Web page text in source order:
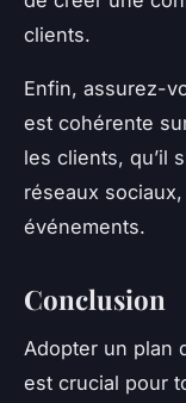
clients.
Enfin, assurez-
est cohérente
les clients, qu’il
réseaux
événements.
Conclusion
Adopter un plan
est crucial pour